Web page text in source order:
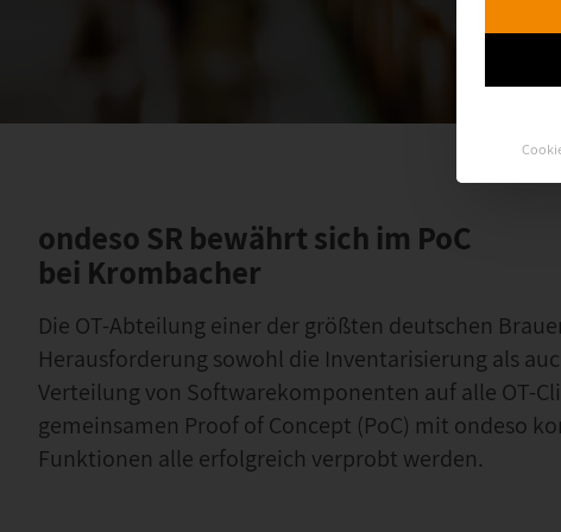
ondeso SR bewährt sich im PoC
bei Krombacher
Die OT-Abteilung einer der größten deutschen
Herausforderung sowohl die Inventarisierung als
Verteilung von Softwarekomponenten auf alle OT-
gemeinsamen Proof of Concept (PoC) mit ondeso
Funktionen alle erfolgreich verprobt werden.